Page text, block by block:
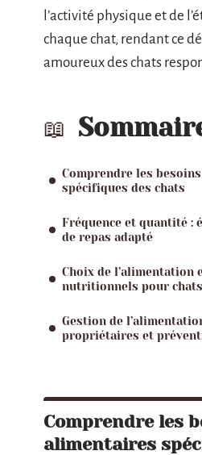
l’activité physique et de
chaque chat, rendant ce
amoureux des chats
Comprendre les
spécifiques des chats
Fréquence et quantité :
de repas adapté
Choix de l’alimentation
nutritionnels pour chats
Gestion de
propriétaires et
Comprendre les
alimentaires